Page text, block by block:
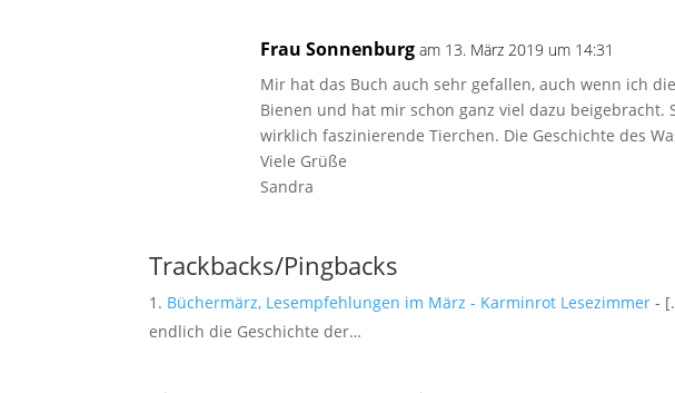
Frau Sonnenburg am 13. März 2019 um 14:31
Mir hat das Buch auch sehr gefallen, auch wenn ich
Bienen und hat mir schon ganz viel dazu
wirklich faszinierende Tierchen. Die Geschichte des
Viele Grüße
Sandra
Trackbacks/Pingbacks
Büchermärz, Lesempfehlungen im März - Karminrot Lesezimmer -
endlich die Geschichte der…